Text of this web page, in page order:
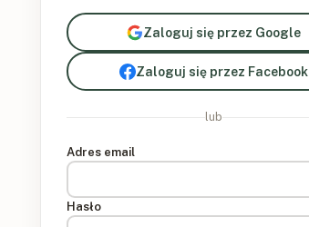
Zaloguj się przez Google
Zaloguj się przez Facebook
lub
Adres email
Hasło